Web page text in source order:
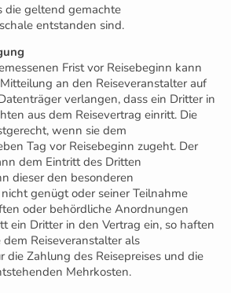
die geltend gemachte
entstanden sind.
Frist vor Reisebeginn kann
an den Reiseveranstalter auf
verlangen, dass ein Dritter in
aus dem Reisevertrag einritt. Die
wenn sie dem
Tag vor Reisebeginn zugeht. Der
dem Eintritt des Dritten
dieser den besonderen
genügt oder seiner Teilnahme
oder behördliche Anordnungen
ein Dritter in den Vertrag ein, so haften
Reiseveranstalter als
die Zahlung des Reisepreises und die
Mehrkosten.